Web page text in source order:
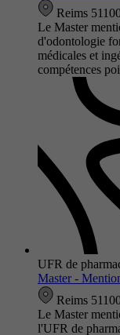
Reims
Le Master
d'odontologie
médicales et
compétences
UFR de
Master -
Reims
Le Master
l'UFR de